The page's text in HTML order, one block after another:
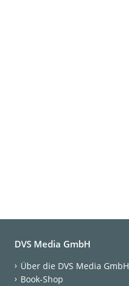
DVS Media GmbH
Über die DVS Media GmbH
Book-Shop